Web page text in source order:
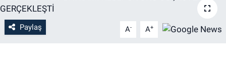
Paylaş A- A+